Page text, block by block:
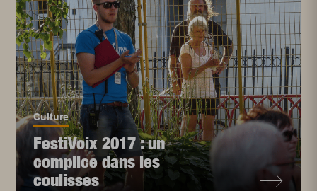
Culture
FestiVoix 2017 : un
complice dans les
coulisses